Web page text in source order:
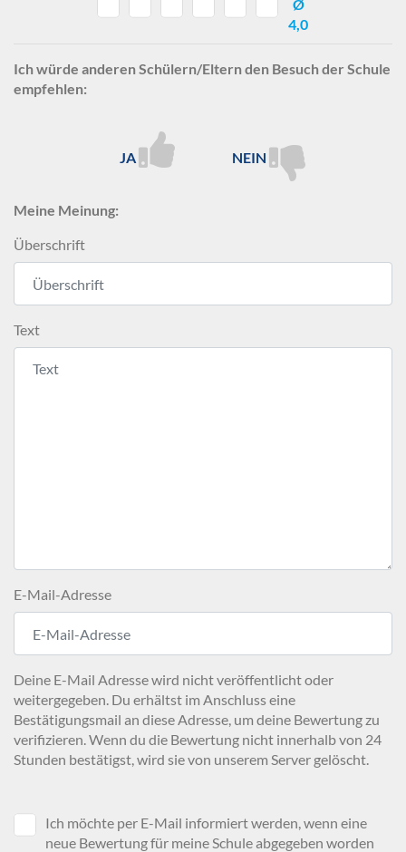
Ø
4,0
Ich würde anderen Schülern/Eltern den Besuch der Schule
empfehlen:
JA NEIN
Meine Meinung:
Überschrift
Text
E-Mail-Adresse
Deine E-Mail Adresse wird nicht veröffentlicht oder
weitergegeben. Du erhältst im Anschluss eine
Bestätigungsmail an diese Adresse, um deine Bewertung zu
verifizieren. Wenn du die Bewertung nicht innerhalb von 24
Stunden bestätigst, wird sie von unserem Server gelöscht.
Ich möchte per E-Mail informiert werden, wenn eine
neue Bewertung für meine Schule abgegeben worden